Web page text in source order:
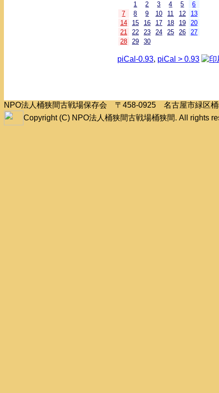
1
2 3 4 5
6
7
8 9 10 11 12
13
14
15 16 17 18 19
20
21
22 23 24 25 26
27
28
29 30
piCal-0.93, piCal > 0.93
NPO法人桶狭間古戦場保存会 〒458-0925 名古屋市緑区
Copyright (C) NPO法人桶狭間古戦場桶狭間. All rights